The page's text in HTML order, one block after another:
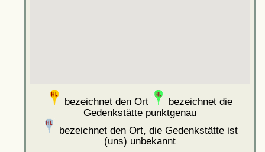
bezeichnet den Ort
bezeichnet die
Gedenkstätte punktgenau
bezeichnet den Ort, die Gedenkstätte ist
(uns) unbekannt